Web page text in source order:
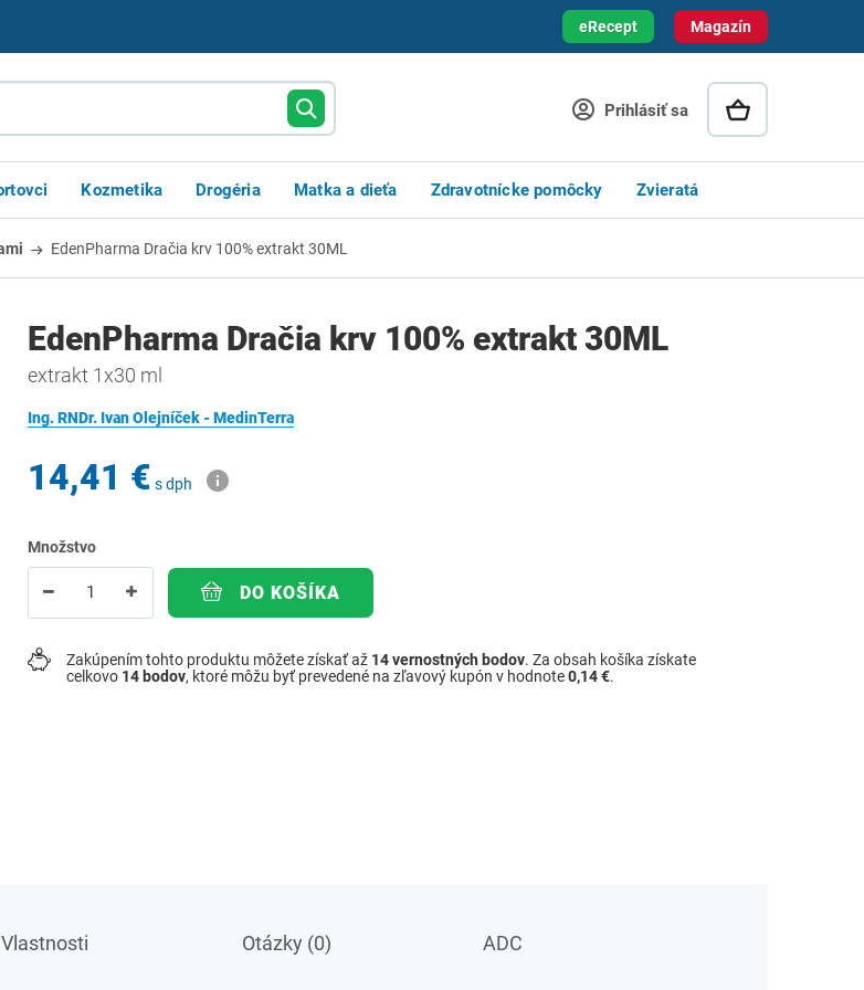
Magazín
eRecept
Prihlásiť sa
Kozmetika Drogéria Matka a dieťa Zdravotnícke pomôcky Zvieratá
EdenPharma Dračia krv 100% extrakt 30ML
EdenPharma Dračia krv 100% extrakt 30ML
extrakt 1x30 ml
Ing. RNDr. Ivan Olejníček - MedinTerra
14,41 € s dph
Množstvo
DO KOŠÍKA
Zakúpením tohto produktu môžete získať až 14vernostných bodov. Za obsah košíka získate
celkovo 14 bodov, ktoré môžu byť prevedené na zľavový kupón v hodnote0,14 €.
Vlastnosti Otázky (0) ADC